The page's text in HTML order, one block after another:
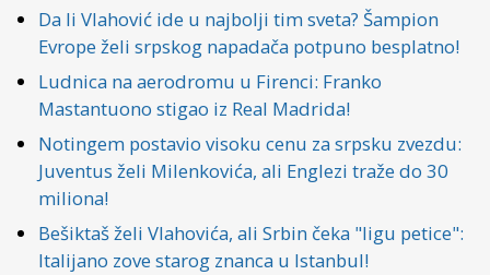
Da li Vlahović ide u najbolji tim sveta? Šampion
Evrope želi srpskog napadača potpuno besplatno!
Ludnica na aerodromu u Firenci: Franko
Mastantuono stigao iz Real Madrida!
Notingem postavio visoku cenu za srpsku zvezdu:
Juventus želi Milenkovića, ali Englezi traže do 30
miliona!
Bešiktaš želi Vlahovića, ali Srbin čeka "ligu petice":
Italijano zove starog znanca u Istanbul!